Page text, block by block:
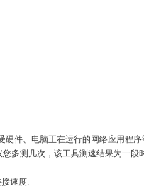
硬件、电脑正在运行的网络应用程
多测几次，该工具测速结果为一段
速度.